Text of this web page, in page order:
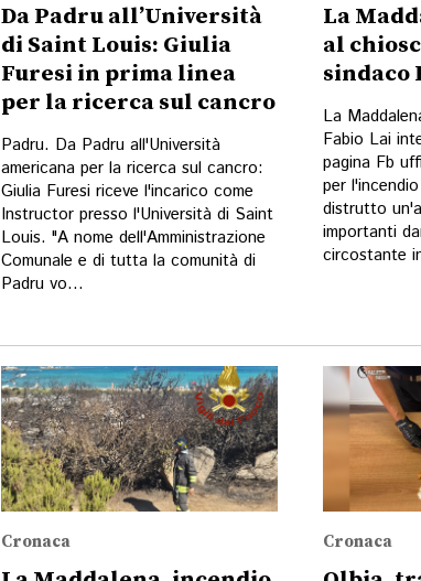
Da Padru all’Università
di Saint Louis: Giulia
Furesi in prima linea
per la ricerca sul cancro
Padru. Da Padru all'Università
americana per la ricerca sul cancro:
Giulia Furesi riceve l'incarico come
Instructor presso l'Università di Saint
Louis. "A nome dell'Amministrazione
Comunale e di tutta la comunità di
Padru vo...
La
al
sindaco
La
Fabio Lai
pagina Fb
per
distrutto
importanti
circostante
Cronaca Cronaca